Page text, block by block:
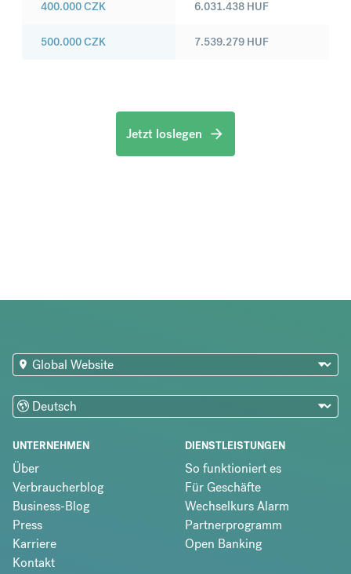
400.000CZK
500.000CZK
6.031.438 HUF
7.539.279 HUF
Jetzt loslegen
UNTERNEHMEN
Über
Verbraucherblog
Business-Blog
Press
Karriere
Kontakt
DIENSTLEISTUNGEN
So funktioniert es
Für Geschäfte
Wechselkurs Alarm
Partnerprogramm
Open Banking